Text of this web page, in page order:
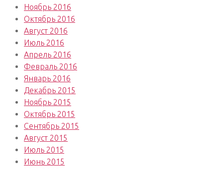
Ноябрь 2016
Октябрь 2016
Август 2016
Июль 2016
Апрель 2016
Февраль 2016
Январь 2016
Декабрь 2015
Ноябрь 2015
Октябрь 2015
Сентябрь 2015
Август 2015
Июль 2015
Июнь 2015